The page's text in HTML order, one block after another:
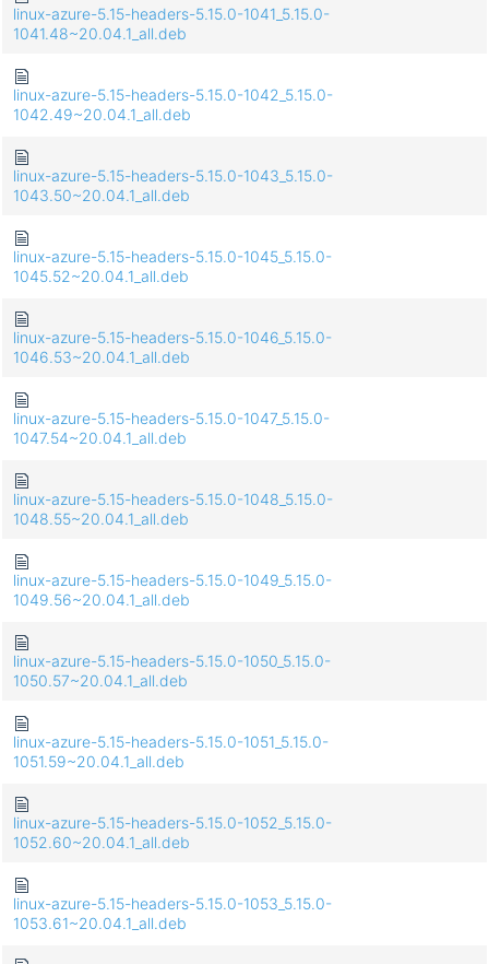
linux-azure-5.15-headers-5.15.0-1041_5.15.0-
1041.48~20.04.1_all.deb
linux-azure-5.15-headers-5.15.0-1042_5.15.0-
1042.49~20.04.1_all.deb
linux-azure-5.15-headers-5.15.0-1043_5.15.0-
1043.50~20.04.1_all.deb
linux-azure-5.15-headers-5.15.0-1045_5.15.0-
1045.52~20.04.1_all.deb
linux-azure-5.15-headers-5.15.0-1046_5.15.0-
1046.53~20.04.1_all.deb
linux-azure-5.15-headers-5.15.0-1047_5.15.0-
1047.54~20.04.1_all.deb
linux-azure-5.15-headers-5.15.0-1048_5.15.0-
1048.55~20.04.1_all.deb
linux-azure-5.15-headers-5.15.0-1049_5.15.0-
1049.56~20.04.1_all.deb
linux-azure-5.15-headers-5.15.0-1050_5.15.0-
1050.57~20.04.1_all.deb
linux-azure-5.15-headers-5.15.0-1051_5.15.0-
1051.59~20.04.1_all.deb
linux-azure-5.15-headers-5.15.0-1052_5.15.0-
1052.60~20.04.1_all.deb
linux-azure-5.15-headers-5.15.0-1053_5.15.0-
1053.61~20.04.1_all.deb